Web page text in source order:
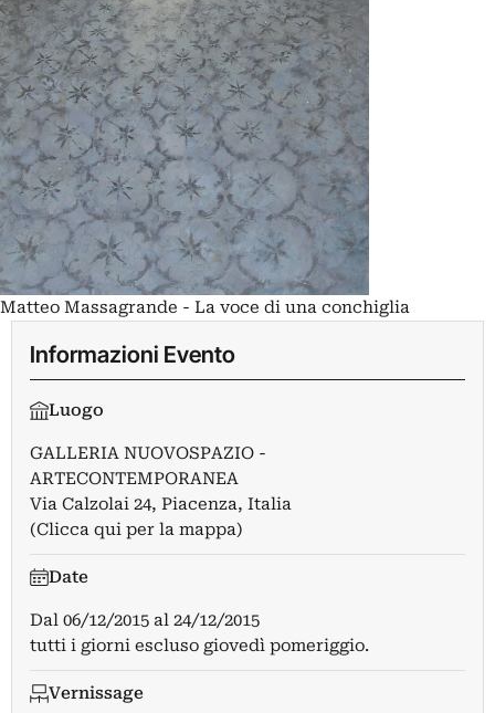
Matteo Massagrande - La voce di una conchiglia
Informazioni Evento
Luogo
GALLERIA NUOVOSPAZIO -
ARTECONTEMPORANEA
Via Calzolai 24, Piacenza, Italia
(Clicca qui per la mappa)
Date
Dal 06/12/2015 al 24/12/2015
tutti i giorni escluso giovedì pomeriggio.
Vernissage